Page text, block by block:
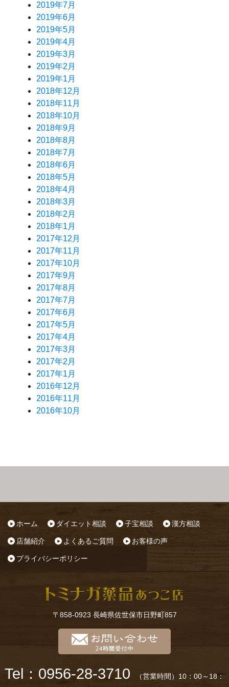
2019年7月
2019年6月
2019年5月
2019年4月
2019年3月
2019年2月
2019年1月
2018年12月
2018年11月
2018年10月
2018年9月
2018年8月
2018年7月
2018年6月
2018年5月
2018年4月
2018年3月
2018年2月
2018年1月
2017年12月
2017年11月
2017年10月
2017年9月
2017年8月
2017年7月
2017年6月
2017年5月
2017年4月
2017年3月
2017年2月
2017年1月
2016年12月
2016年11月
2016年10月
ホーム ダイエット相談 子宝相談 漢方相談
店舗紹介 よくあるご質問 お客様の声
プライバシーポリシー
〒858-0923 長崎県佐世保市日野町857
Tel：0956-28-3710
（営業時間）10：00～18：